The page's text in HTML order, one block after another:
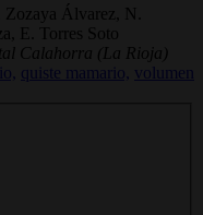
Álvarez, N.
E. Torres Soto
Calahorra (La Rioja)
quiste mamario, volumen